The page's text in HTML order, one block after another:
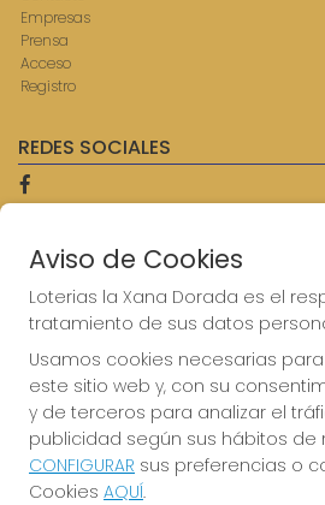
Empresas
Prensa
Acceso
Registro
REDES SOCIALES
CONTACTO
ADMINISTRACION DE LOTERIAS: 9-
OFICIAL: 57750
985567207
Clica aquí para contactar por WhatsApp
614069067
info@laxanadorada.com
Fernandez Balsera 26 bajo
Aviles, 33402
(Asturias) España
Aviso de Cookies
Loterias la Xana Dorada es el
tratamiento de sus datos
Usamos cookies necesarias
este sitio web y, con su
y de terceros para analizar el
publicidad según sus hábitos de
CONFIGURAR sus preferencias o
Cookies AQUÍ.